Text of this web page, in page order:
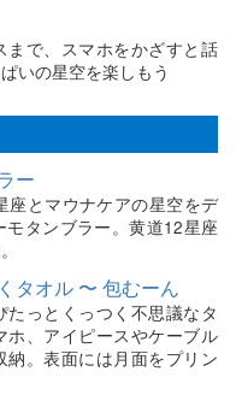
まで、スマホをかざすと話
いの星空を楽しもう
ー
座とマウナケアの星空をデ
タンブラー。黄道12星座
タオル 〜 包むーん
っとくっつく不思議なタ
ホ、アイピースやケーブル
。表面には月面をプリン